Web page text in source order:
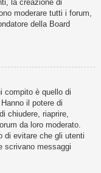
la creazione di
moderare tutti i forum,
della Board
compito è quello di
il potere di
chiudere, riaprire,
da loro moderato.
di evitare che gli utenti
scrivano messaggi